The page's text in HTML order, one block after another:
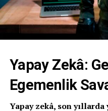
Yapay Zekâ:
Egemenlik
Yapay zekâ, son